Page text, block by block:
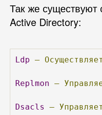
Так же существуют
Active Directory:
Ldp – Осуществляет
Replmon –
Dsacls – Управляет